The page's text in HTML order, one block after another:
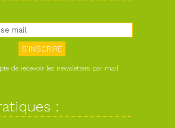
de recevoir les newsletters par mail
: